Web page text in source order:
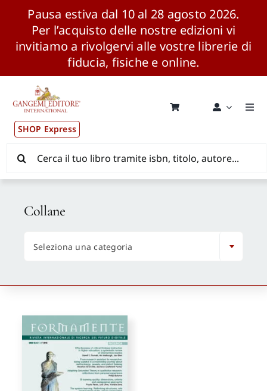
Pausa estiva dal 10 al 28 agosto 2026.
Per l’acquisto delle nostre edizioni vi
invitiamo a rivolgervi alle vostre librerie di
fiducia, fisiche e online.
contenuto
SHOP Express
Pubblicazioni
News ed Eventi
Distribuzione Wolrdwide
CONSIP / MEPA / ANVUR / CINECA
Autori
Proposte di pubblicazione
per:
Collane
Seleziona una categoria